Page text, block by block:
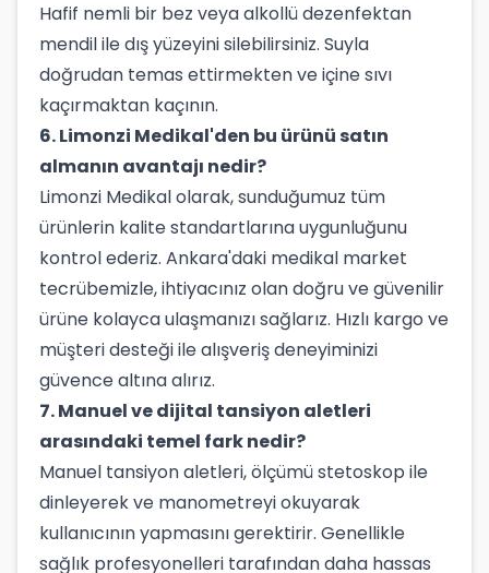
Hafif nemli bir bez veya alkollü dezenfektan
mendil ile dış yüzeyini silebilirsiniz. Suyla
doğrudan temas ettirmekten ve içine sıvı
kaçırmaktan kaçının.
6. Limonzi Medikal'den bu ürünü satın
almanın avantajı nedir?
Limonzi Medikal olarak, sunduğumuz tüm
ürünlerin kalite standartlarına uygunluğunu
kontrol ederiz. Ankara'daki medikal market
tecrübemizle, ihtiyacınız olan doğru ve güvenilir
ürüne kolayca ulaşmanızı sağlarız. Hızlı kargo ve
müşteri desteği ile alışveriş deneyiminizi
güvence altına alırız.
7. Manuel ve dijital tansiyon aletleri
arasındaki temel fark nedir?
Manuel tansiyon aletleri, ölçümü stetoskop ile
dinleyerek ve manometreyi okuyarak
kullanıcının yapmasını gerektirir. Genellikle
sağlık profesyonelleri tarafından daha hassas